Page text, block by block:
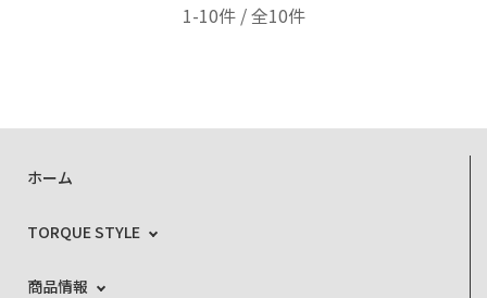
1-10件 / 全10件
ホーム
TORQUE STYLE
商品情報